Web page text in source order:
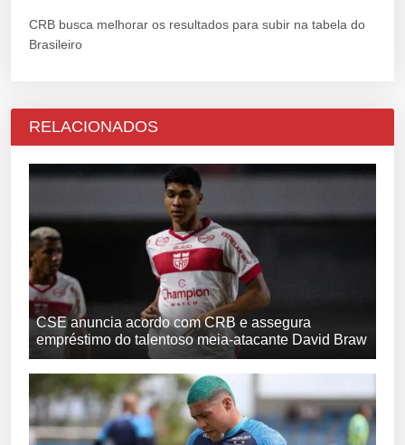
CRB busca melhorar os resultados para subir na tabela do
Brasileiro
RELACIONADOS
CSE anuncia acordo com CRB e assegura
empréstimo do talentoso meia-atacante David Braw